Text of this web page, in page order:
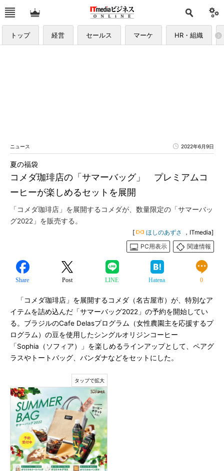
トップ 経営 セールス マーケ HR・組織
ニュース 2022年6月9日
コメダ珈琲店の「サマーバッグ」 プレミアムコ
ーヒーが楽しめるセットを展開
夏の福袋
「コメダ珈琲店」を展開するコメダが、数量限定の「サマーバッ
グ2022」を販売する。
[ ほしのあずさ
，ITmedia]
PC用表示
関連情報
Share Post LINE Hatena 0
「コメダ珈琲店」を展開するコメダ（名古屋市）が、特別なア
イテムを詰め込んだ「サマーバッグ2022」の予約を開始してい
る。ブラジルのCafe Delasプログラム（女性農園主を応援するプ
ログラム）の豆を使用したシングルオリジンコーヒー
「Sophia（ソフィア）」を楽しめるラインアップとして、ペアグ
ラスやトートバッグ、バンダナなどをセットにした。